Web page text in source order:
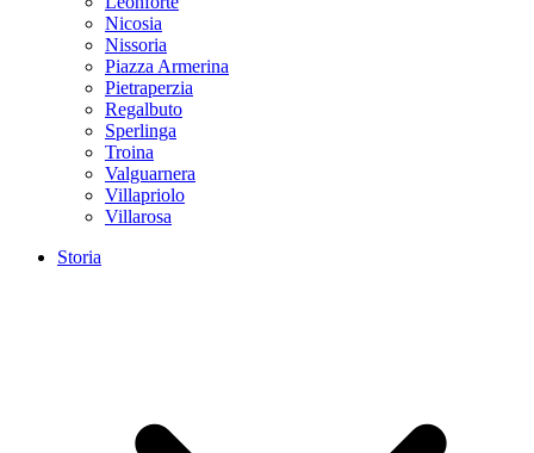
Nicosia
Nissoria
Piazza Armerina
Pietraperzia
Regalbuto
Sperlinga
Troina
Valguarnera
Villapriolo
Villarosa
Storia